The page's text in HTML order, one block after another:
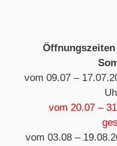
vom 09.07 –
vom 20.07 –
vom 03.08 –